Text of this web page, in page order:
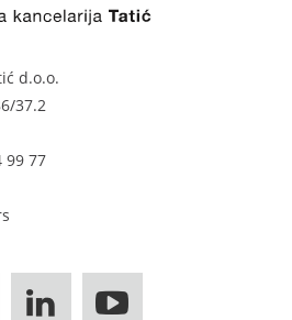
d.o.o.
37.2
99 77
 